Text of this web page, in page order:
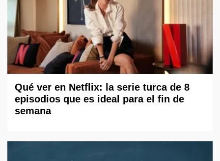
Qué ver en Netflix: la serie turca de 8
episodios que es ideal para el fin de
semana